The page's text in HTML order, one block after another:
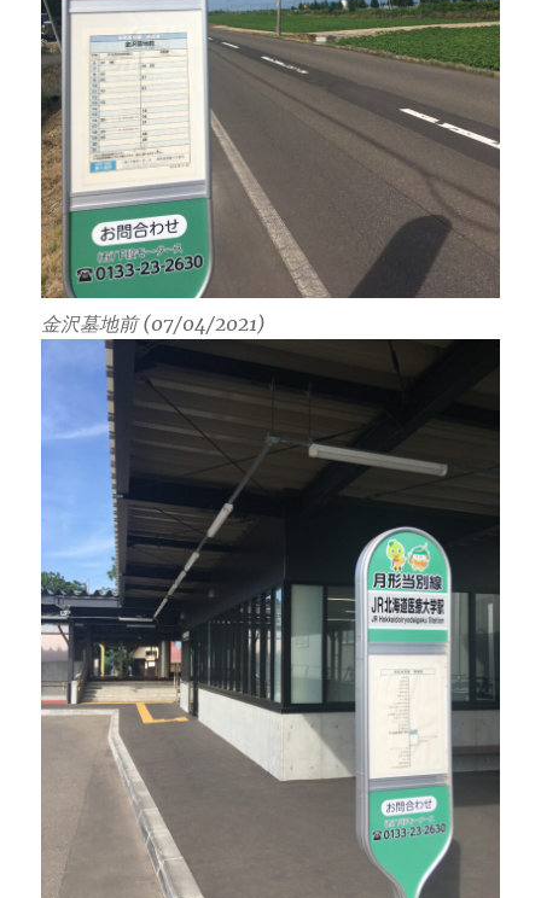
金沢墓地前 (07/04/2021)